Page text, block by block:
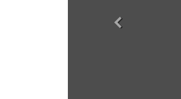
Précédent